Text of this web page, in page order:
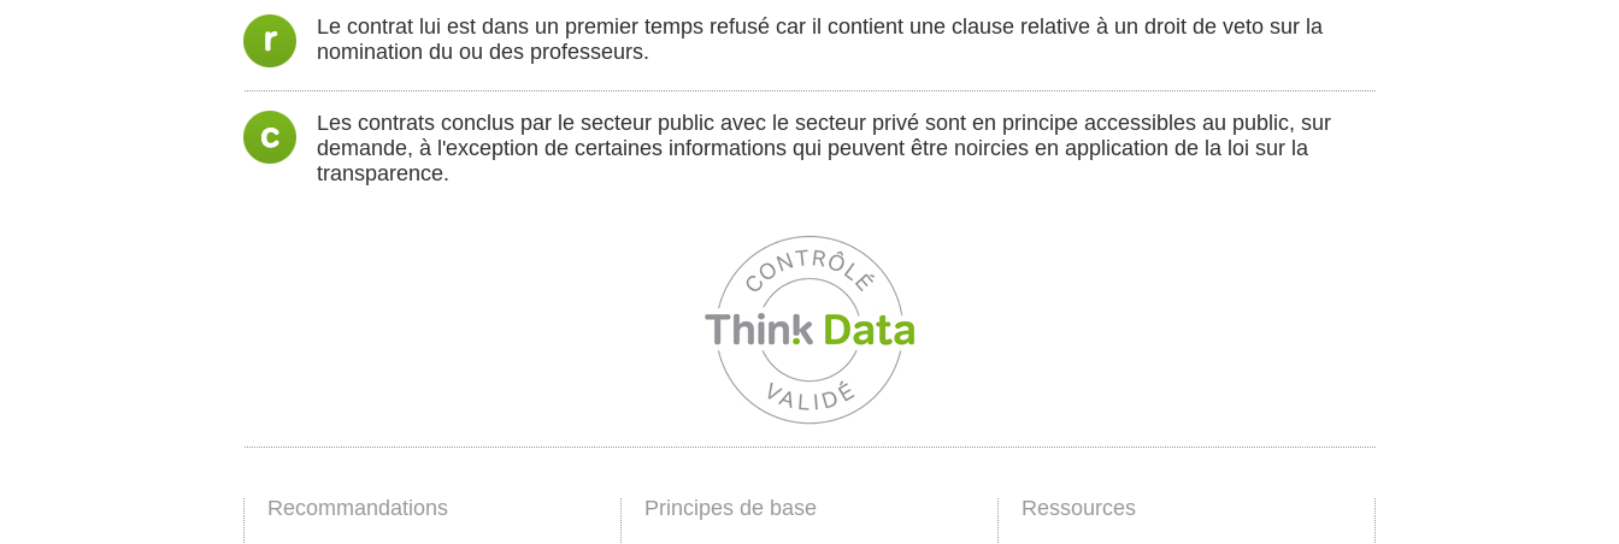
Le contrat lui est dans un premier temps refusé car il contient une clause relative à un droit de veto sur la
nomination du ou des professeurs.
Les contrats conclus par le secteur public avec le secteur privé sont en principe accessibles au public, sur
demande, à l'exception de certaines informations qui peuvent être noircies en application de la loi sur la
transparence.
Recommandations Principes de base Ressources